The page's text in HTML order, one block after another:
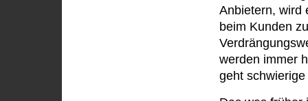
Anbietern, wird
beim Kunden
werden immer
geht